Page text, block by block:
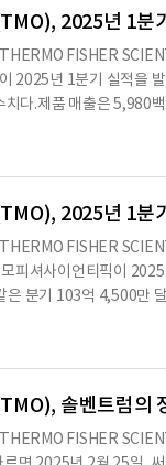
산업 경험과 24년의 회
이는 S&P 500 동등 가
성과에 따라 결정되며,
가 지급되며, 75번째
비정기적이며 캐스퍼의
브 계획에
2025년 1분
FISHER
2025년 1분기 실적을
치다.제품 매출은 5,980
순이익은 3.98달러로
가한 수치다.이번 분기
2025년 1분기 동안 723
금 조달 활동을 통해
, 현재의 재무 상태는
이다.※ 본 컨텐츠는 AI
참고용이며 투자를 할
2025년 1분
FISHER
피셔사이언티픽이
은 분기 103억 4,500만
도 강력한 재무 성과를
출시했으며, 이는 로봇
Reveal 단백질 키트
의 정제 및 여과 사
는 "우리는 불확실한 거
솔벤트럼의
FISHER